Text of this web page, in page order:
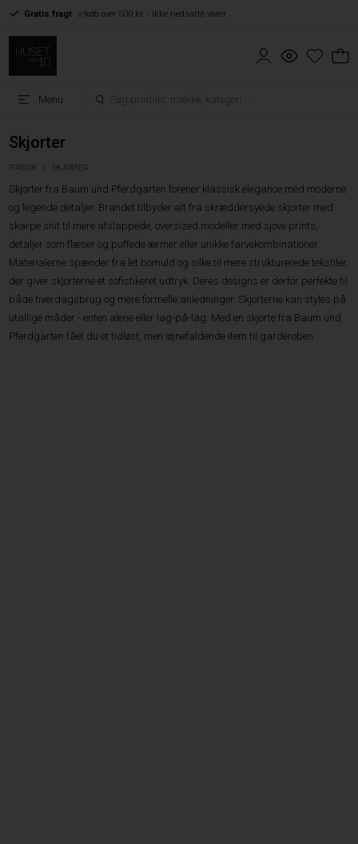
Gratis fragt v/køb over 500 kr. - ikke nedsatte varer
Menu
Skjorter
FORSIDE SKJORTER
Skjorter fra Baum und Pferdgarten forener klassisk elegance med moderne
og legende detaljer. Brandet tilbyder alt fra skræddersyede skjorter med
skarpe snit til mere afslappede, oversized modeller med sjove prints,
detaljer som flæser og puffede ærmer eller unikke farvekombinationer.
Materialerne spænder fra let bomuld og silke til mere strukturerede tekstiler,
der giver skjorterne et sofistikeret udtryk. Deres designs er derfor perfekte til
både hverdagsbrug og mere formelle anledninger. Skjorterne kan styles på
utallige måder - enten alene eller lag-på-lag. Med en skjorte fra Baum und
Pferdgarten fået du et tidløst, men iøjnefaldende item til garderoben